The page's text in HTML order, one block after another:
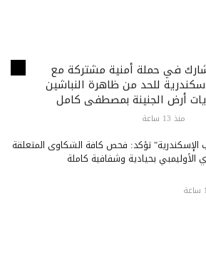
في حملة أمنية مشتركة مع
للحد من ظاهرة النباشين
أرض الجنينة بمصطفى كامل
منذ 13 ساعة
الإسكندرية" تؤكد: فحص كافة الشكاوى المتعلقة
الأوليمبي بحيادية وشفافية كاملة